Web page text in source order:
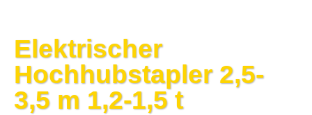
Elektrischer
Hochhubstapler 2,5-
3,5 m 1,2-1,5 t